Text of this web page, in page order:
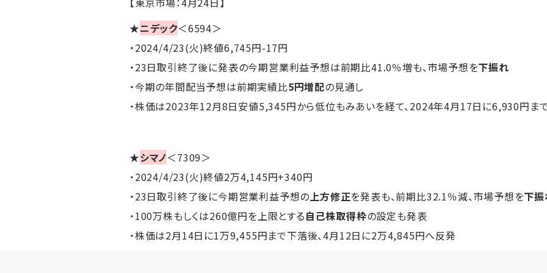
★ニデック＜6594＞
・2024/4/23(火)終値6,745円-17円
・23日取引終了後に発表の今期営業利益予想は前期比41.0％増も、市場予想を下振れ
・今期の年間配当予想は前期実績比5円増配の見通し
・株価は2023年12月8日安値5,345円から低位もみあいを経て、2024年4月17日に6,930円ま
★シマノ＜7309＞
・2024/4/23(火)終値2万4,145円+340円
・23日取引終了後に今期営業利益予想の 上方修正を発表も、前期比32.1％減、市場予想を下振
・100万株もしくは260億円を上限とする自己株取得枠の設定も発表
・株価は2月14日に1万9,455円まで下落後、4月12日に2万4,845円へ反発